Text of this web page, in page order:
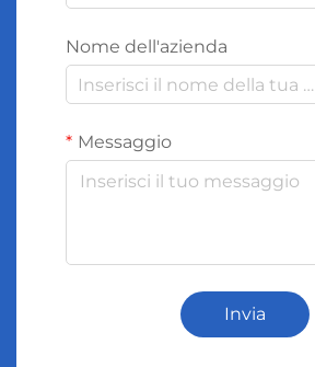
Nome dell'azienda
Messaggio
Invia